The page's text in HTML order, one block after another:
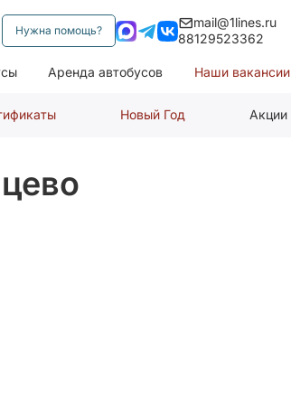
Нужна помощь?
mail@1lines.ru
88129523362
Аренда автобусов Наши вакансии
Новый Год Акции